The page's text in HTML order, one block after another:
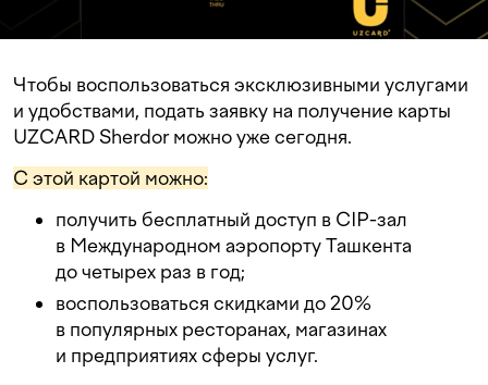
Чтобы воспользоваться эксклюзивными услугами
и удобствами, подать заявку на получение карты
UZCARD Sherdor можно уже сегодня.
С этой картой можно:
получить бесплатный доступ в CIP-зал
в Международном аэропорту Ташкента
до четырех раз в год;
воспользоваться скидками до 20%
в популярных ресторанах, магазинах
и предприятиях сферы услуг.